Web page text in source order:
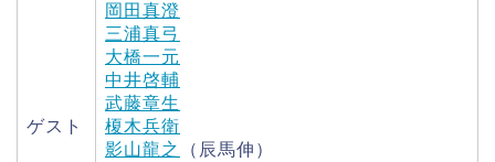
ゲスト
岡田真澄
三浦真弓
大橋一元
中井啓輔
武藤章生
榎木兵衛
影山龍之
（辰馬伸）